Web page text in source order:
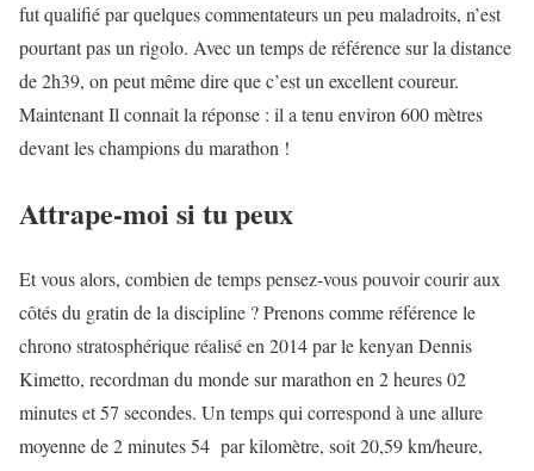
fut qualifié par quelques commentateurs un peu maladroits, n’est
pourtant pas un rigolo. Avec un temps de référence sur la distance
de 2h39, on peut même dire que c’est un excellent coureur.
Maintenant Il connait la réponse : il a tenu environ 600 mètres
devant les champions du marathon !
Attrape-moi si tu peux
Et vous alors, combien de temps pensez-vous pouvoir courir aux
côtés du gratin de la discipline ? Prenons comme référence le
chrono stratosphérique réalisé en 2014 par le kenyan Dennis
Kimetto, recordman du monde sur marathon en 2 heures 02
minutes et 57 secondes. Un temps qui correspond à une allure
moyenne de 2 minutes 54 par kilomètre, soit 20,59 km/heure,